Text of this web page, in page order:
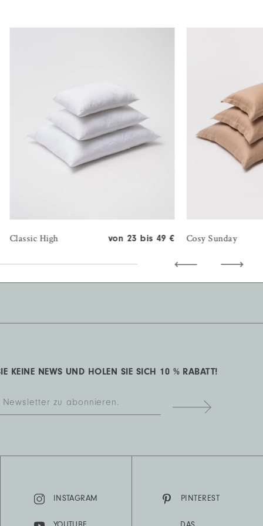
Classic High von 23 bis 49 € Cosy Sunday
KEINE NEWS UND HOLEN SIE SICH 10 % RABATT!
INSTAGRAM PINTEREST